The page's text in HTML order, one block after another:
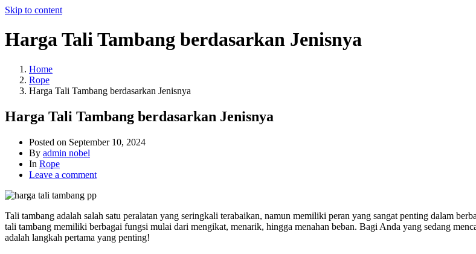
Skip to content
Harga Tali Tambang berdasarkan Jenisnya
Home
Rope
Harga Tali Tambang berdasarkan Jenisnya
Harga Tali Tambang berdasarkan Jenisnya
Posted on September 10, 2024
By admin nobel
In Rope
Leave a comment
Tali tambang adalah salah satu peralatan yang seringkali terabaikan, namun memiliki peran yang sangat penting dalam
tali tambang memiliki berbagai fungsi mulai dari mengikat, menarik, hingga menahan beban. Bagi Anda yang sedang
adalah langkah pertama yang penting!